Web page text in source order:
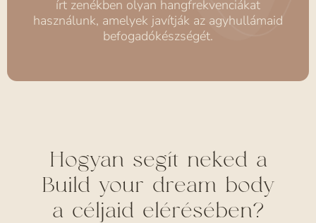
írt zenékben olyan hangfrekvenciákat
használunk, amelyek javítják az agyhullámaid
befogadókészségét.
Hogyan segít neked a
Build your dream body
a céljaid elérésében?